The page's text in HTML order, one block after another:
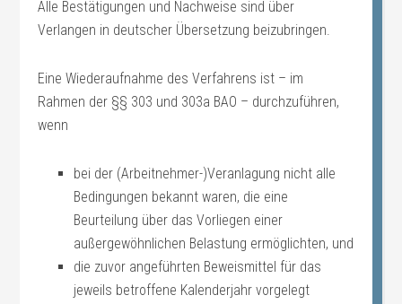
Alle Bestätigungen und Nachweise sind über
Verlangen in deutscher Übersetzung beizubringen.
Eine Wiederaufnahme des Verfahrens ist – im
Rahmen der §§ 303 und 303a BAO – durchzuführen,
wenn
bei der (Arbeitnehmer-)Veranlagung nicht alle
Bedingungen bekannt waren, die eine
Beurteilung über das Vorliegen einer
außergewöhnlichen Belastung ermöglichten, und
die zuvor angeführten Beweismittel für das
jeweils betroffene Kalenderjahr vorgelegt